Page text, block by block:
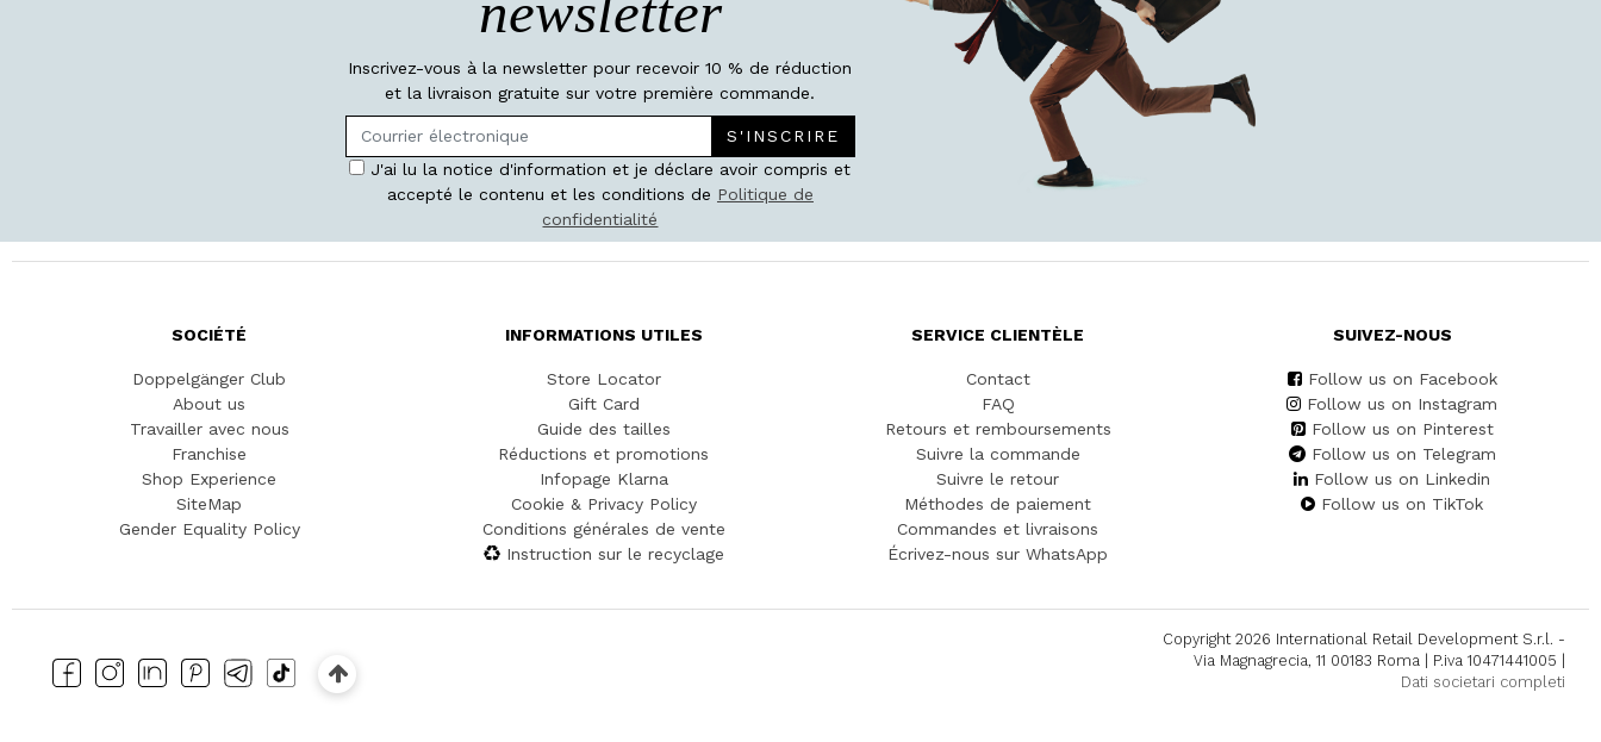
Inscrivez-vous à la newsletter pour recevoir 10 % de réduction
et la livraison gratuite sur votre première commande.
S'INSCRIRE
J'ai lu la notice d'information et je déclare avoir compris et
accepté le contenu et les conditions de Politique de
confidentialité
SOCIÉTÉ
Doppelgänger Club
About us
Travailler avec nous
Franchise
Shop Experience
SiteMap
Gender Equality Policy
INFORMATIONS UTILES
Store Locator
Gift Card
Guide des tailles
Réductions et promotions
Infopage Klarna
Cookie & Privacy Policy
Conditions générales de vente
Instruction sur le recyclage
SERVICE CLIENTÈLE
Contact
FAQ
Retours et remboursements
Suivre la commande
Suivre le retour
Méthodes de paiement
Commandes et livraisons
Écrivez-nous sur WhatsApp
SUIVEZ-NOUS
Follow us on Facebook
Follow us on Instagram
Follow us on Pinterest
Follow us on Telegram
Follow us on Linkedin
Follow us on TikTok
Copyright 2026 International Retail Development S.r.l. -
Via Magnagrecia, 11 00183 Roma | P.iva 10471441005 |
Dati societari completi